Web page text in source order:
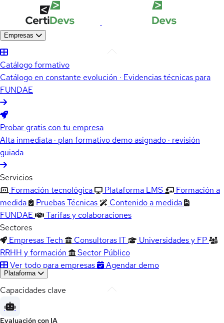
Empresas
Catálogo formativo
Catálogo en constante evolución · Evidencias técnicas para
FUNDAE
Probar gratis con tu empresa
Alta inmediata · plan formativo demo asignado · revisión
guiada
Servicios
Formación tecnológica
Plataforma LMS
Formación a
medida
Pruebas Técnicas
Contenido a medida
FUNDAE
Tarifas y colaboraciones
Sectores
Empresas Tech
Consultoras IT
Universidades y FP
RRHH y formación
Sector Público
Ver todo para empresas
Agendar demo
Plataforma
Capacidades clave
Evaluación con IA